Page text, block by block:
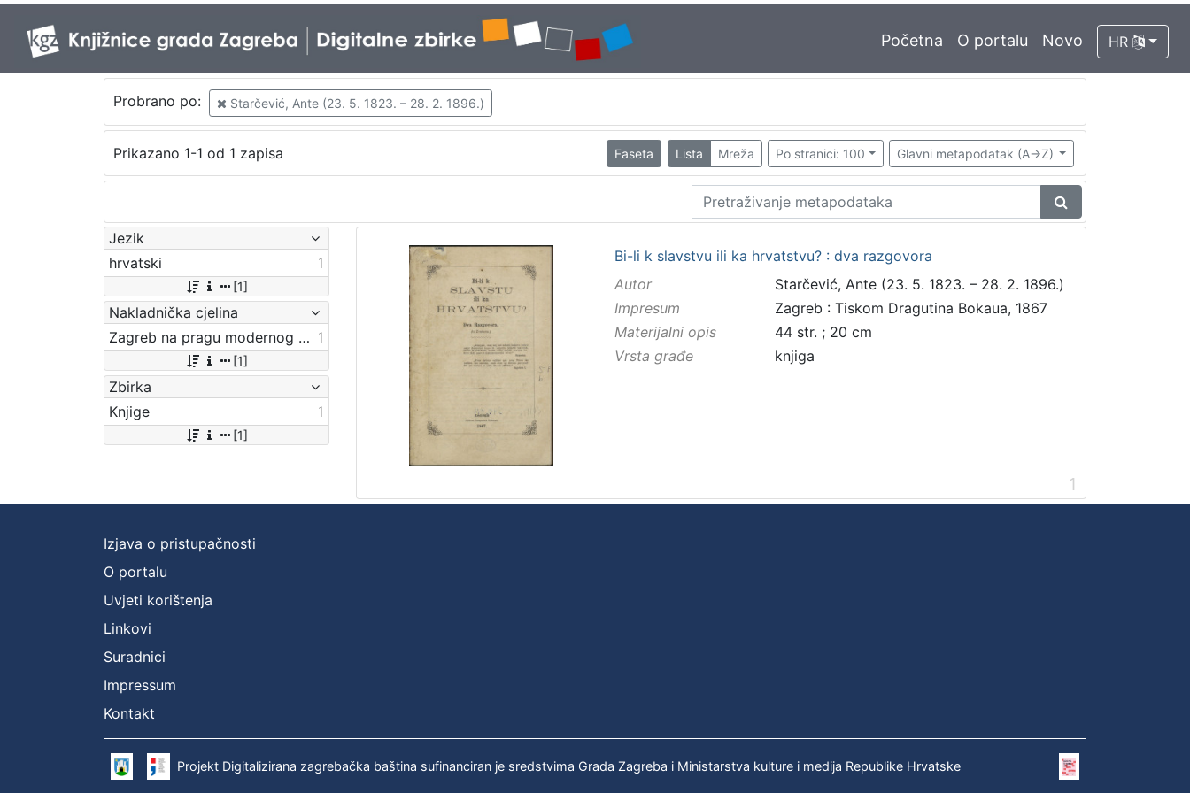
Početna O portalu Novo HR
Probrano po: Starčević, Ante (23. 5. 1823. – 28. 2. 1896.)
Prikazano 1-1 od 1 zapisa Faseta Lista Mreža Po stranici: 100 Glavni metapodatak (A->Z)
Jezik
hrvatski
1
[1]
Nakladnička cjelina
Zagreb na pragu modernog doba 1
[1]
Zbirka
Knjige
1
[1]
Bi-li k slavstvu ili ka hrvatstvu? : dva razgovora
Autor
Starčević, Ante (23. 5. 1823. – 28. 2. 1896.)
Impresum
Zagreb : Tiskom Dragutina Bokaua, 1867
Materijalni opis
44 str. ; 20 cm
Vrsta građe
knjiga
1
Izjava o pristupačnosti
O portalu
Uvjeti korištenja
Linkovi
Suradnici
Impressum
Kontakt
Projekt Digitalizirana zagrebačka baština sufinanciran je sredstvima Grada Zagreba i Ministarstva kulture i medija Republike Hrvatske